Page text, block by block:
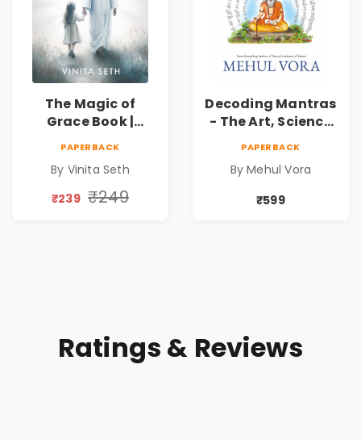
The Magic of
Grace Book |
Peace & Healing
by Vinita Seth
PAPERBACK
By Vinita Seth
₹239 ₹249
Decoding Mantras
- The Art, Science
PAPERBACK
By Mehul Vora
₹599
Ratings & Reviews